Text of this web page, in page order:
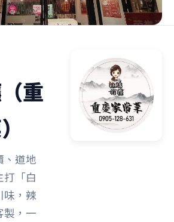
重
、道地
打「白
味，辣
製，一